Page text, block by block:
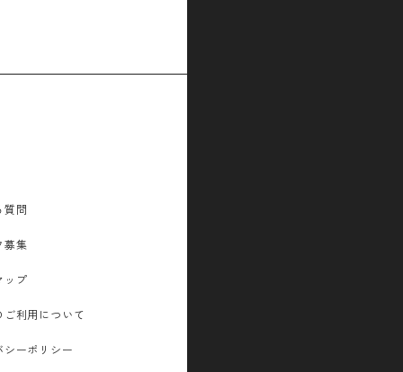
質問
募集
ップ
ご利用について
シーポリシー